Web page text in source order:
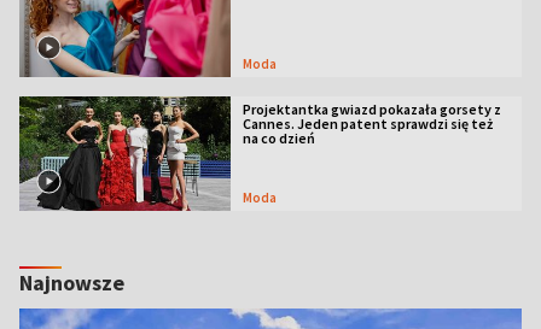
Moda
Projektantka gwiazd pokazała gorsety z
Cannes. Jeden patent sprawdzi się też
na co dzień
Moda
Najnowsze